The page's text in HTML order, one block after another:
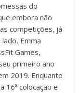
do
embora não
competições, já
Emma
Games,
primeiro ano
2019. Enquanto
16ª colocação e